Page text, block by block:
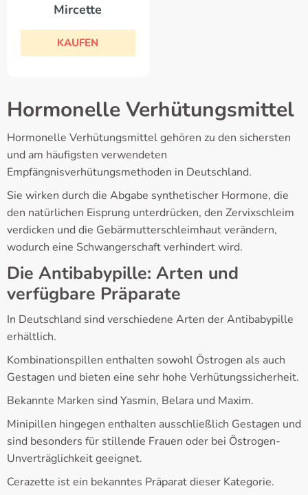
Mircette
KAUFEN
Hormonelle Verhütungsmittel
Hormonelle Verhütungsmittel gehören zu den sichersten
und am häufigsten verwendeten
Empfängnisverhütungsmethoden in Deutschland.
Sie wirken durch die Abgabe synthetischer Hormone, die
den natürlichen Eisprung unterdrücken, den Zervixschleim
verdicken und die Gebärmutterschleimhaut verändern,
wodurch eine Schwangerschaft verhindert wird.
Die Antibabypille: Arten und
verfügbare Präparate
In Deutschland sind verschiedene Arten der Antibabypille
erhältlich.
Kombinationspillen enthalten sowohl Östrogen als auch
Gestagen und bieten eine sehr hohe Verhütungssicherheit.
Bekannte Marken sind Yasmin, Belara und Maxim.
Minipillen hingegen enthalten ausschließlich Gestagen und
sind besonders für stillende Frauen oder bei Östrogen-
Unverträglichkeit geeignet.
Cerazette ist ein bekanntes Präparat dieser Kategorie.